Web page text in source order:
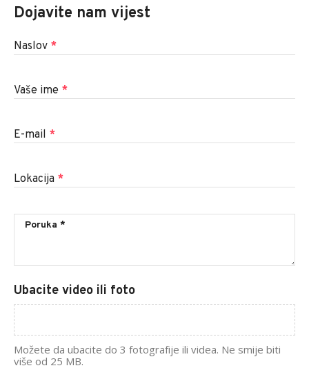
Dojavite nam vijest
Naslov *
Vaše ime *
E-mail *
Lokacija *
Ubacite video ili foto
Možete da ubacite do 3 fotografije ili videa. Ne smije biti
više od 25 MB.